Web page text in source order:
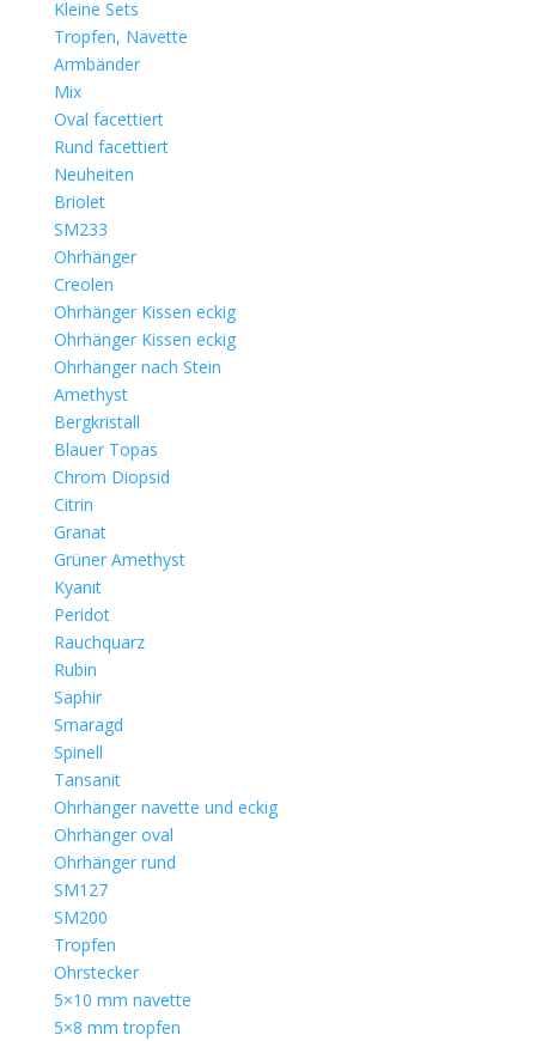
Kleine Sets
Tropfen, Navette
Armbänder
Mix
Oval facettiert
Rund facettiert
Neuheiten
Briolet
SM233
Ohrhänger
Creolen
Ohrhänger Kissen eckig
Ohrhänger Kissen eckig
Ohrhänger nach Stein
Amethyst
Bergkristall
Blauer Topas
Chrom Diopsid
Citrin
Granat
Grüner Amethyst
Kyanit
Peridot
Rauchquarz
Rubin
Saphir
Smaragd
Spinell
Tansanit
Ohrhänger navette und eckig
Ohrhänger oval
Ohrhänger rund
SM127
SM200
Tropfen
Ohrstecker
5×10 mm navette
5×8 mm tropfen